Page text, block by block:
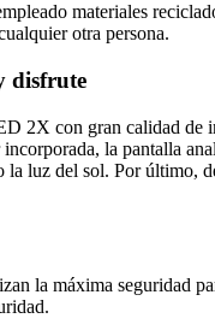
materiales
otra persona.
disfrute
2X con gran calidad de
la pantalla
luz del sol. Por último,
la máxima seguridad